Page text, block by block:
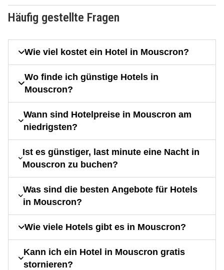
Häufig gestellte Fragen
Wie viel kostet ein Hotel in Mouscron?
Wo finde ich günstige Hotels in
Mouscron?
Wann sind Hotelpreise in Mouscron am
niedrigsten?
Ist es günstiger, last minute eine Nacht in
Mouscron zu buchen?
Was sind die besten Angebote für Hotels
in Mouscron?
Wie viele Hotels gibt es in Mouscron?
Kann ich ein Hotel in Mouscron gratis
stornieren?